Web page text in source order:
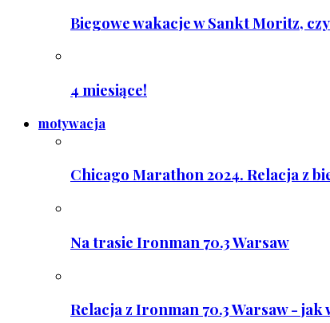
Biegowe wakacje w Sankt Moritz,
4 miesiące!
motywacja
Chicago Marathon 2024. Relacja z
Na trasie Ironman 70.3 Warsaw
Relacja z Ironman 70.3 Warsaw -